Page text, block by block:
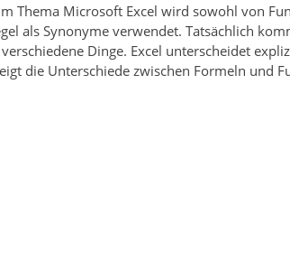
Thema Microsoft Excel wird sowohl von
als Synonyme verwendet. Tatsächlich
Dinge. Excel unterscheidet
die Unterschiede zwischen Formeln und